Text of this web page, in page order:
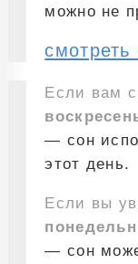
можно не
Если вам
— сон
этот день.
Если вы
— сон